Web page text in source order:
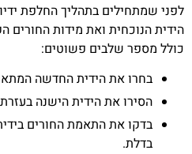
לפני שמתחילים בתהליך החלפת
הידית הנוכחית ואת מידות החורים
כולל מספר שלבים פשוטים:
בחרו את הידית החדשה
הסירו את הידית הישנה
בדקו את התאמת החורים
בדלת.